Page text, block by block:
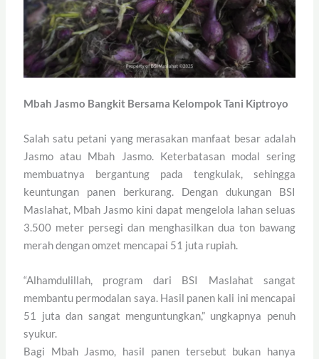
Mbah Jasmo Bangkit Bersama Kelompok Tani Kiptroyo
Salah satu petani yang merasakan manfaat besar adalah
Jasmo atau Mbah Jasmo. Keterbatasan modal sering
membuatnya bergantung pada tengkulak, sehingga
keuntungan panen berkurang. Dengan dukungan BSI
Maslahat, Mbah Jasmo kini dapat mengelola lahan seluas
3.500 meter persegi dan menghasilkan dua ton bawang
merah dengan omzet mencapai 51 juta rupiah.
“Alhamdulillah, program dari BSI Maslahat sangat
membantu permodalan saya. Hasil panen kali ini mencapai
51 juta dan sangat menguntungkan,” ungkapnya penuh
syukur.
Bagi Mbah Jasmo, hasil panen tersebut bukan hanya